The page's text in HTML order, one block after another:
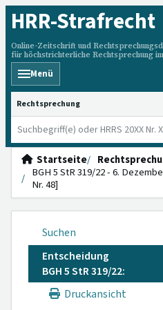
HRR-Strafrecht
Online-Zeitschrift und
für höchstrichterliche Rechtsprechung
Menü
HRRS durchsuchen
Startseite
BGH 5 StR 319/22 - 6.
Nr. 48]
Suchen
Entscheidung
BGH 5 StR 319/22:
Druckansicht